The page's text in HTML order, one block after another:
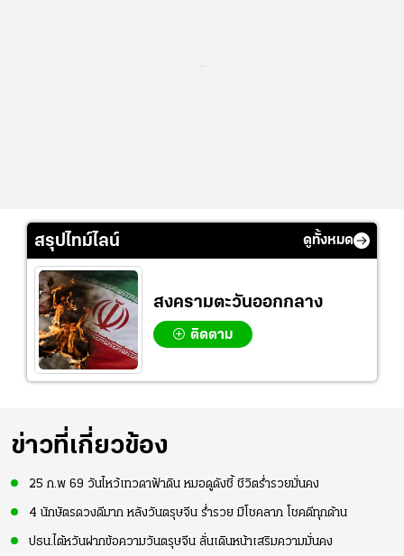
สรุปไทม์ไลน์ ดูทั้งหมด
สงครามตะวันออกกลาง
ติดตาม
ข่าวที่เกี่ยวข้อง
25 ก.พ 69 วันไหว้เทวดาฟ้าดิน หมอดูดังชี้ ชีวิตร่ำรวยมั่นคง
4 นักษัตรดวงดีมาก หลังวันตรุษจีน ร่ำรวย มีโชคลาภ โชคดีทุกด้าน
ปธน.ไต้หวันฝากข้อความวันตรุษจีน ลั่นเดินหน้าเสริมความมั่นคง